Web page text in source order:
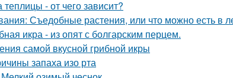
- от чего зависит?
Съедобные растения, или что можно есть в
икра - из опят с болгарским перцем.
самой вкусной грибной икры
запаха изо рта